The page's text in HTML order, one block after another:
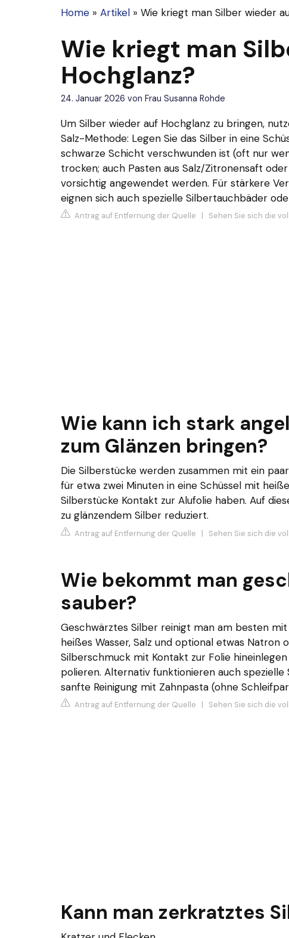
Home » Artikel » Wie kriegt man Silber wieder
Wie kriegt man
Hochglanz?
24. Januar 2026 von Frau Susanna Rohde
Um Silber wieder auf Hochglanz zu bringen,
Salz-Methode: Legen Sie das Silber in eine
schwarze Schicht verschwunden ist (oft nur
trocken; auch Pasten aus Salz/Zitronensaft
vorsichtig angewendet werden. Für stärkere
eignen sich auch spezielle Silbertauchbäder
Antrag auf Entfernung der Quelle | Sehen Sie sich die
Wie kann ich stark
zum Glänzen bringen?
Die Silberstücke werden zusammen mit ein
für etwa zwei Minuten in eine Schüssel mit
Silberstücke Kontakt zur Alufolie haben. Auf
zu glänzendem Silber reduziert.
Antrag auf Entfernung der Quelle | Sehen Sie sich die
Wie bekommt man
sauber?
Geschwärztes Silber reinigt man am besten
heißes Wasser, Salz und optional etwas Natron
Silberschmuck mit Kontakt zur Folie
polieren. Alternativ funktionieren auch
sanfte Reinigung mit Zahnpasta (ohne
Antrag auf Entfernung der Quelle | Sehen Sie sich die
Kann man zerkratztes